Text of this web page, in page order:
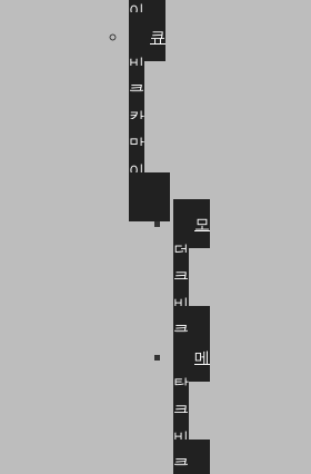
이
큐
비
클
칸
막
이
모
던
큐
비
클
메
탈
큐
비
클